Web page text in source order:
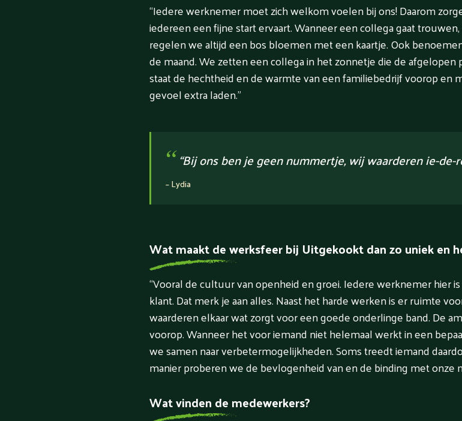
“Iedere werknemer moet zich welkom voelen bij ons! Daarom
iedereen een fijne start ervaart. Wanneer een collega gaat
regelen we altijd een bos bloemen met een kaartje. Ook
de maand. We zetten een collega in het zonnetje die de
staat de hechtheid en de warmte van een familiebedrijf voorop
gevoel extra laden.”
““Bij ons ben je geen nummertje, wij waarderen ie-de-
–Lydia
Wat maakt de werksfeer bij Uitgekookt dan zo uniek en
“Vooral de cultuur van openheid en groei. Iedere werknemer hier
klant. Dat merk je aan alles. Naast het harde werken is er ruimte
waarderen elkaar wat zorgt voor een goede onderlinge band. De
voorop. Wanneer het voor iemand niet helemaal werkt in een
we samen naar verbetermogelijkheden. Soms treedt iemand
manier proberen we de bevlogenheid van en de binding met onze
Wat vinden de medewerkers?